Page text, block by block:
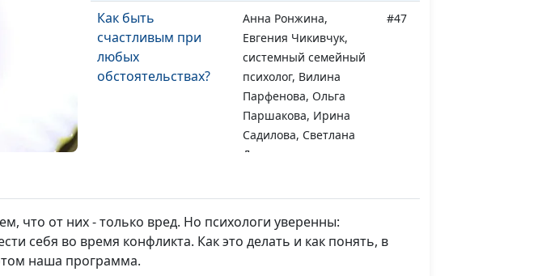
Как быть
счастливым при
любых
обстоятельствах?
Анна Ронжина,
Евгения Чикивчук,
системный семейный
психолог, Вилина
Парфенова, Ольга
Паршакова, Ирина
Садилова, Светлана
Доманская
#47
системный семейный
психолог, Галина
что от них - только вред. Но психологи уверенны:
себя во время конфликта. Как это делать и как понять, в
наша программа.